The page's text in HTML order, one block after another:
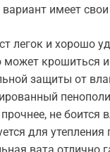
имеет свои
легок и хорошо
может крошиться и
защиты от
не боится
для утепления